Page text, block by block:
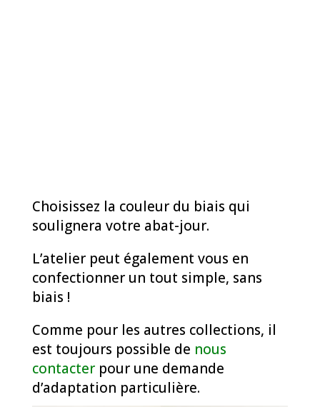
Choisissez la couleur du biais qui
soulignera votre abat-jour.
L’atelier peut également vous en
confectionner un tout simple, sans
biais !
Comme pour les autres collections, il
est toujours possible de nous
contacterpour une demande
d’adaptation particulière.